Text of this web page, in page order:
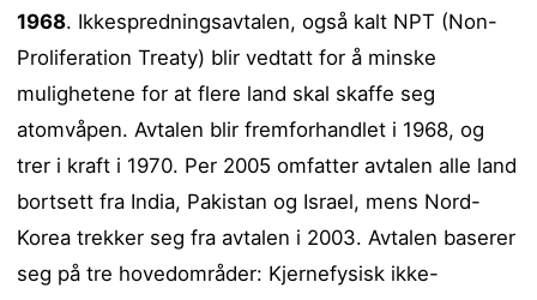
1968. Ikkespredningsavtalen, også kalt NPT (Non-
Proliferation Treaty) blir vedtatt for å minske
mulighetene for at flere land skal skaffe seg
atomvåpen. Avtalen blir fremforhandlet i 1968, og
trer i kraft i 1970. Per 2005 omfatter avtalen alle land
bortsett fra India, Pakistan og Israel, mens Nord-
Korea trekker seg fra avtalen i 2003. Avtalen baserer
seg på tre hovedområder: Kjernefysisk ikke-